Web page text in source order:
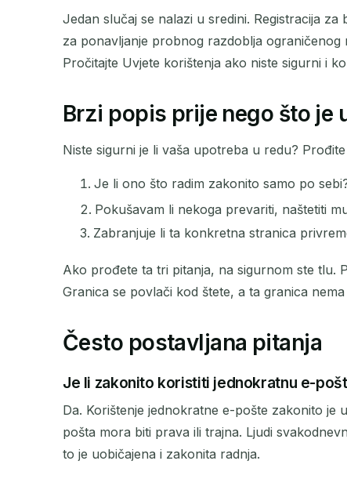
Jedan slučaj se nalazi u sredini. Registracija
za ponavljanje probnog razdoblja
Pročitajte Uvjete korištenja ako niste sigurni i
Brzi popis prije nego što je
Niste sigurni je li vaša upotreba u redu?
Je li ono što radim zakonito samo po
Pokušavam li nekoga prevariti, naštetiti
Zabranjuje li ta konkretna stranica
Ako prođete ta tri pitanja, na sigurnom ste tlu.
Granica se povlači kod štete, a ta granica
Često postavljana pitanja
Je li zakonito koristiti jednokratnu e-
Da. Korištenje jednokratne e-pošte zakonito je
pošta mora biti prava ili trajna. Ljudi
to je uobičajena i zakonita radnja.